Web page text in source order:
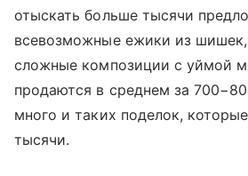
отыскать больше тысячи
всевозможные ежики из
сложные композиции с уймой
продаются в среднем за
много и таких поделок,
тысячи.